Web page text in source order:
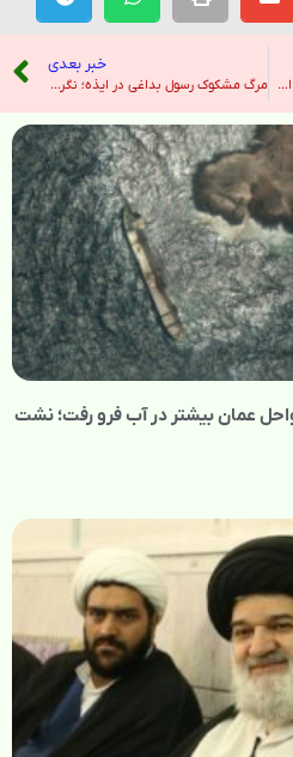
در ابتدا ، گروه های پیشرو در حقوق اسرائیل اسرائیل را به نسل کشی غزه متهم می کنند – نیویورک تایمز
خبر بعدی
مرگ مشکوک رسول بداغی در ایذه؛ نگرانی خانواده‌های زندانیان سیاسی قزل‌حصار: بیم جان‌شان را داریم – صدای آمریکا
عمان بیشتر در آب فرو رفت؛ نشت